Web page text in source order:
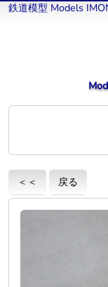
鉄道模型 Models
＜＜ 戻る